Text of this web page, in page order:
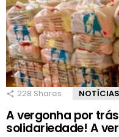
228 Shares NOTÍCIAS
A vergonha por
solidariedade! A